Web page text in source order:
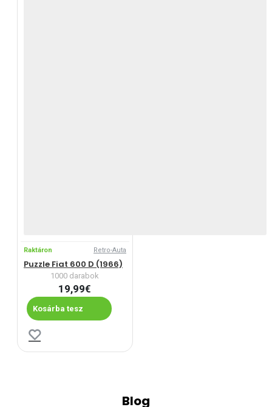
Raktáron Retro-Auta
Puzzle Fiat 600 D (1966)
1000 darabok
19,99€
Kosárba tesz
Blog